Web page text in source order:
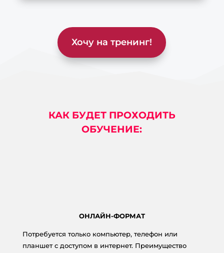
Хочу на тренинг!
КАК БУДЕТ ПРОХОДИТЬ
ОБУЧЕНИЕ:
ОНЛАЙН-ФОРМАТ
Потребуется только компьютер, телефон или
планшет с доступом в интернет. Преимущество